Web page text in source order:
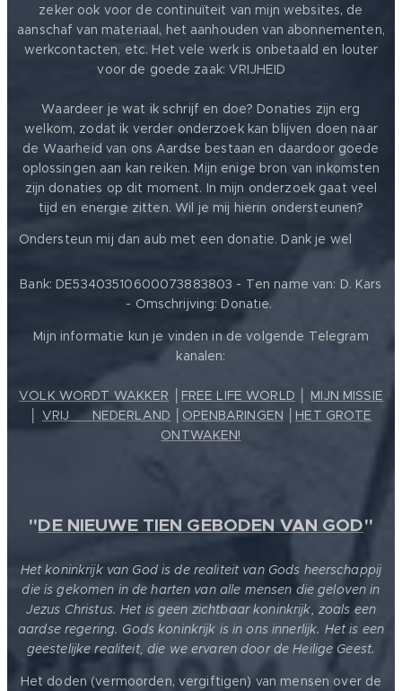
zeker ook voor de continuïteit van mijn websites, de
aanschaf van materiaal, het aanhouden van abonnementen,
werkcontacten, etc. Het vele werk is onbetaald en louter
voor de goede zaak: VRIJHEID ❤️
Waardeer je wat ik schrijf en doe? Donaties zijn erg
welkom, zodat ik verder onderzoek kan blijven doen naar
de Waarheid van ons Aardse bestaan en daardoor goede
oplossingen aan kan reiken. Mijn enige bron van inkomsten
zijn donaties op dit moment. In mijn onderzoek gaat veel
tijd en energie zitten. Wil je mij hierin ondersteunen?
Ondersteun mij dan aub met een donatie. Dank je wel
Bank: DE53403510600073883803 - Ten name van: D. Kars
- Omschrijving: Donatie.
Mijn informatie kun je vinden in de volgende Telegram
kanalen:
VOLK WORDT WAKKER FREE LIFE WORLD
MIJN MISSIE
VRIJ ❤️ NEDERLAND OPENBARINGEN
HET GROTE
ONTWAKEN!
"DE NIEUWE TIEN GEBODEN VAN GOD"
Het koninkrijk van God is de realiteit van Gods heerschappij
die is gekomen in de harten van alle mensen die geloven in
Jezus Christus. Het is geen zichtbaar koninkrijk, zoals een
aardse regering. Gods koninkrijk is in ons innerlijk. Het is een
geestelijke realiteit, die we ervaren door de Heilige Geest.
Het doden (vermoorden, vergiftigen) van mensen over de